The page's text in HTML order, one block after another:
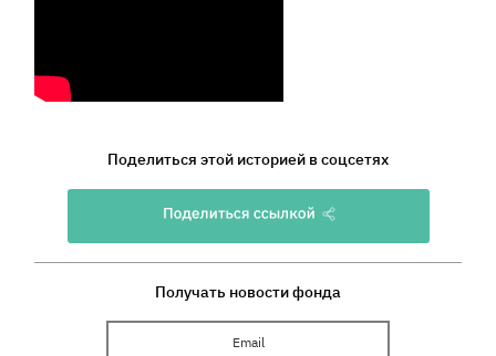
Поделиться этой историей в соцсетях
Получать новости фонда
Ваш Email